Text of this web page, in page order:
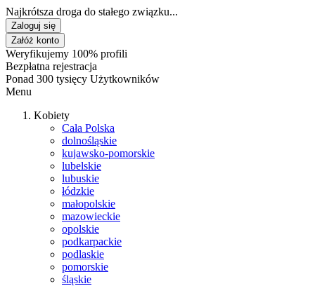
Najkrótsza droga do stałego związku...
Zaloguj się
Załóż konto
Weryfikujemy 100% profili
Bezpłatna rejestracja
Ponad 300 tysięcy Użytkowników
Menu
Kobiety
Cała Polska
dolnośląskie
kujawsko-pomorskie
lubelskie
lubuskie
łódzkie
małopolskie
mazowieckie
opolskie
podkarpackie
podlaskie
pomorskie
śląskie